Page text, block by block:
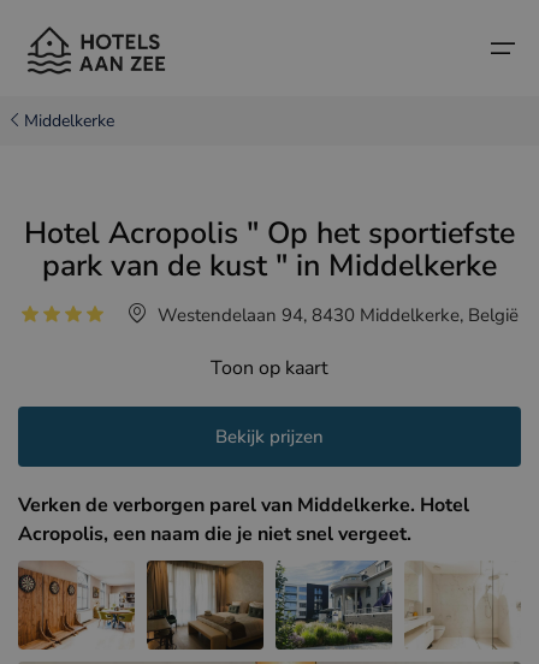
Populaire badsteden
Populaire badsteden
Hotels in Cadzand (NL)
Hotels in Blankenberge (BE)
Hotels in Middelkerke (BE)
Hotels in Sluis (NL)
Hotels in Renesse (NL)
Hotels in Duinkerke (FR)
Landen
Belgische kust
Boutique hotels
Reistips en weetjes
Middelkerke
Hotel Acropolis " Op het sportiefste
park van de kust " in Middelkerke
Westendelaan 94, 8430 Middelkerke, België
Toon op kaart
Bekijk prijzen
Verken de verborgen parel van Middelkerke. Hotel
Acropolis, een naam die je niet snel vergeet.